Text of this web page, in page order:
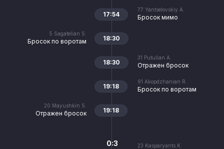
77 Yantselovskiy A.
Бросок мимо
17:54
5 Sagatelian S.
Бросок по воротам 18:30
31 Putulian A.
Отражен бросок
18:30
91 Akopdzhanian R.
Бросок по воротам
19:18
20 Mayushkin S.
Отражен бросок 19:18
23 Kasparyants K.
0:3